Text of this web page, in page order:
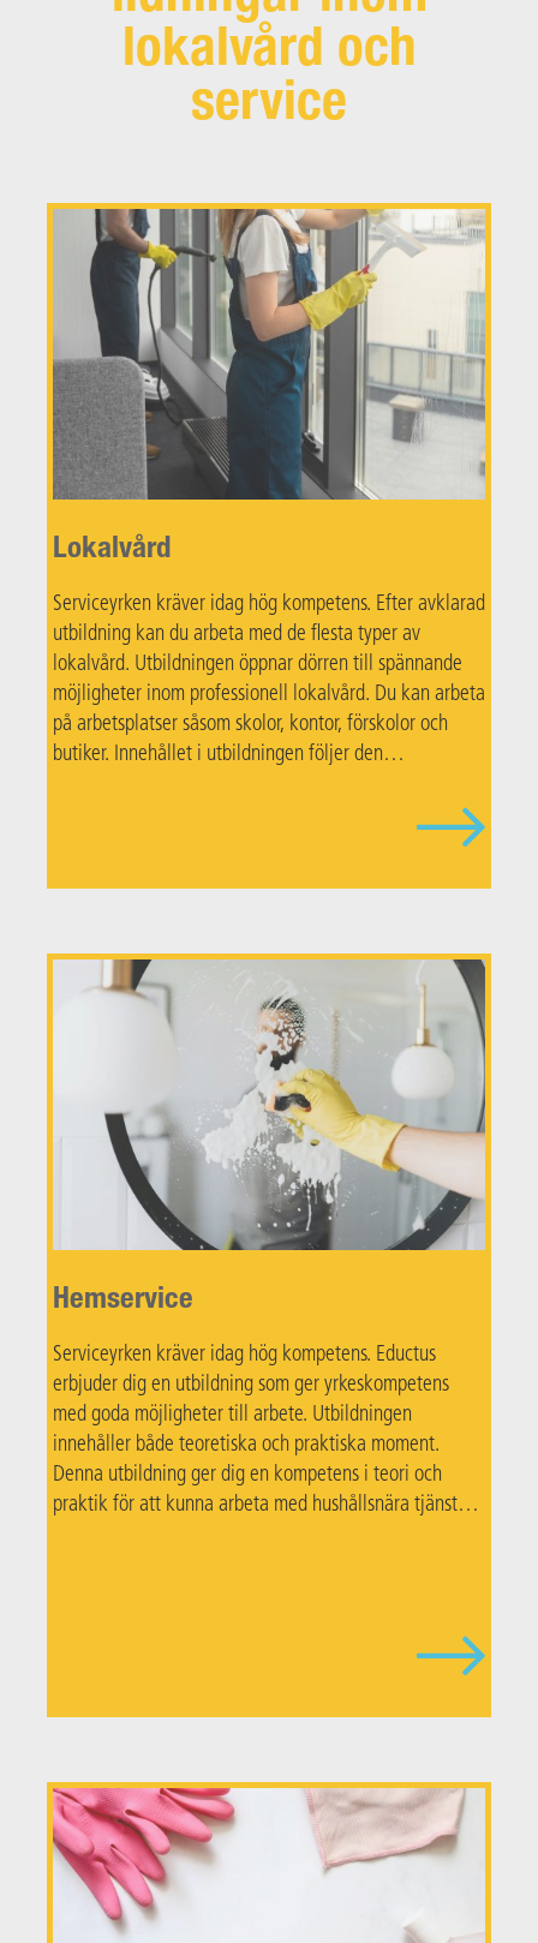
lokalvård och
service
Lokalvård
Serviceyrken kräver idag hög kompetens. Efter avklarad
utbildning kan du arbeta med de flesta typer av
lokalvård. Utbildningen öppnar dörren till spännande
möjligheter inom professionell lokalvård. Du kan arbeta
på arbetsplatser såsom skolor, kontor, förskolor och
butiker. Innehållet i utbildningen följer den
Hemservice
Serviceyrken kräver idag hög kompetens. Eductus
erbjuder dig en utbildning som ger yrkeskompetens
med goda möjligheter till arbete. Utbildningen
innehåller både teoretiska och praktiska moment.
Denna utbildning ger dig en kompetens i teori och
praktik för att kunna arbeta med hushållsnära tjänster i